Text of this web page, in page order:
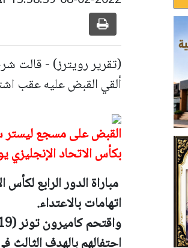
(تقرير رويترز) - قالت
ألقي القبض عليه عقب
القبض على مسجع ليستر
بكأس الاتحاد الإنجليزي
مباراة الدور الرابع
اتهامات بالاعتداء.